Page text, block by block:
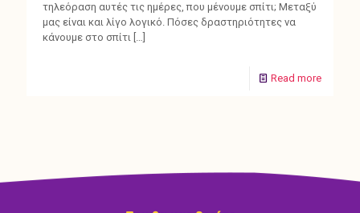
τηλεόραση αυτές τις ημέρες, που μένουμε σπίτι; Μεταξύ
μας είναι και λίγο λογικό. Πόσες δραστηριότητες να
κάνουμε στο σπίτι […]
Read more